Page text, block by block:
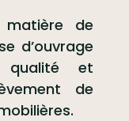
de
d’ouvrage
qualité et
de